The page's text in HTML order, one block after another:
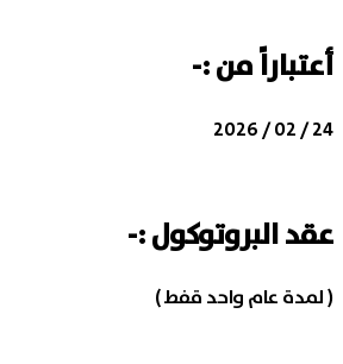
أعتباراً من :-
24 / 02 / 2026
عقد البروتوكول :-
( لمدة عام واحد قفط )